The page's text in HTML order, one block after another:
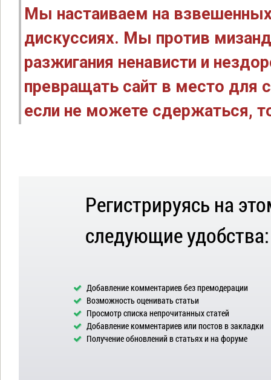
Мы настаиваем на
дискуссиях. Мы против
разжигания ненависти и
превращать сайт в место для
если не можете сдержаться,
Регистрируясь на
следующие удобства:
Добавление комментариев без премодерации
Возможность оценивать статьи
Просмотр списка непрочитанных статей
Добавление комментариев или постов в закладки
Получение обновлений в статьях и на форуме